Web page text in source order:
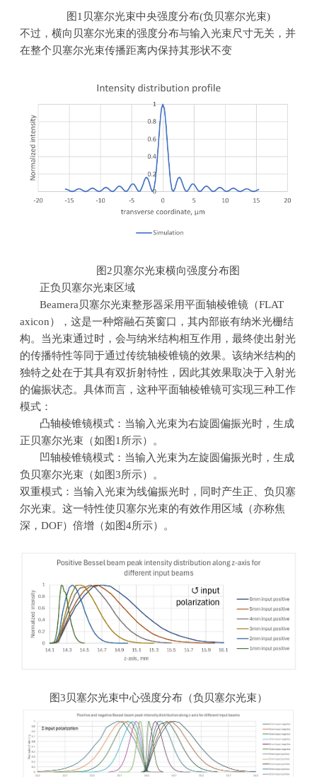
图 1 贝塞尔光束中央强度分布(负贝塞尔光束)
不过，横向贝塞尔光束的强度分布与输入光束尺寸无关，并
在整个贝塞尔光束传播距离内保持其形状不变
图 2贝塞尔光束横向强度分布图
正负贝塞尔光束区域
Beamera贝塞尔光束整形器采用平面轴棱锥镜（FLAT
axicon），这是一种熔融石英窗口，其内部嵌有纳米光栅结
构。当光束通过时，会与纳米结构相互作用，最终使出射光
的传播特性等同于通过传统轴棱锥镜的效果。该纳米结构的
独特之处在于其具有双折射特性，因此其效果取决于入射光
的偏振状态。具体而言，这种平面轴棱锥镜可实现三种工作
模式：
凸轴棱锥镜模式：当输入光束为右旋圆偏振光时，生成
正贝塞尔光束（如图 1 所示）。
凹轴棱锥镜模式：当输入光束为左旋圆偏振光时，生成
负贝塞尔光束（如图3所示）。
双重模式：当输入光束为线偏振光时，同时产生正、负贝塞
尔光束。这一特性使贝塞尔光束的有效作用区域（亦称焦
深，DOF）倍增（如图4所示）。
图3贝塞尔光束中心强度分布（负贝塞尔光束）